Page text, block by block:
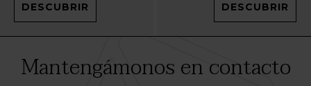
DESCUBRIR DESCUBRIR
Mantengámonos en contacto